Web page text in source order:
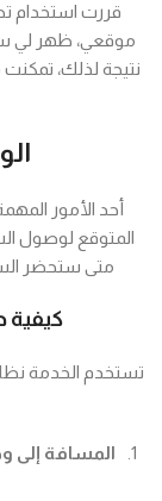
قررت استخدام
موقعي، ظهر لي
نتيجة لذلك،
أحد الأمور
المتوقع لوصول
متى ستحضر
كيفية
تستخدم الخدمة
المسافة إلى